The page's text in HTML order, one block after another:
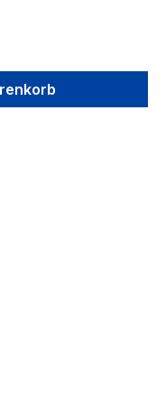
Wert